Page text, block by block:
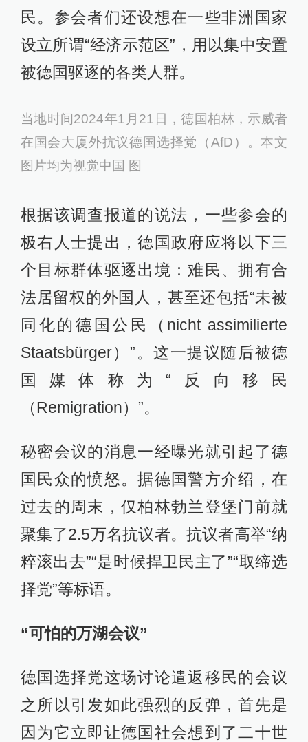
民。参会者们还设想在一些非洲国家
设立所谓“经济示范区”，用以集中安置
被德国驱逐的各类人群。
当地时间2024年1月21日，德国柏林，示威者
在国会大厦外抗议德国选择党（AfD）。本文
图片均为视觉中国 图
根据该调查报道的说法，一些参会的
极右人士提出，德国政府应将以下三
个目标群体驱逐出境：难民、拥有合
法居留权的外国人，甚至还包括“未被
同化的德国公民（nicht assimilierte
Staatsbürger）”。这一提议随后被德
国媒体称为“反向移民
（Remigration）”。
秘密会议的消息一经曝光就引起了德
国民众的愤怒。据德国警方介绍，在
过去的周末，仅柏林勃兰登堡门前就
聚集了2.5万名抗议者。抗议者高举“纳
粹滚出去”“是时候捍卫民主了”“取缔选
择党”等标语。
“可怕的万湖会议”
德国选择党这场讨论遣返移民的会议
之所以引发如此强烈的反弹，首先是
因为它立即让德国社会想到了二十世